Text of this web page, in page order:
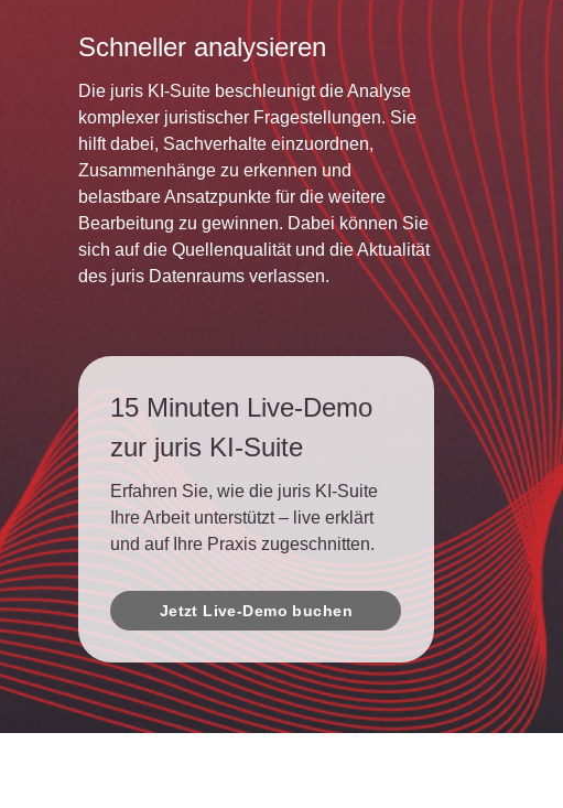
Schneller analysieren
Die juris KI-Suite beschleunigt die Analyse
komplexer juristischer Fragestellungen. Sie
hilft dabei, Sachverhalte einzuordnen,
Zusammenhänge zu erkennen und
belastbare Ansatzpunkte für die weitere
Bearbeitung zu gewinnen. Dabei können Sie
sich auf die Quellenqualität und die Aktualität
des juris Datenraums verlassen.
15 Minuten Live-Demo
zur juris KI-Suite
Erfahren Sie, wie die juris KI-Suite
Ihre Arbeit unterstützt – live erklärt
und auf Ihre Praxis zugeschnitten.
Jetzt Live-Demo buchen